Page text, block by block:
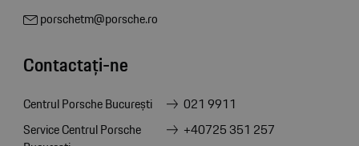
porschetm@porsche.ro
Contactați-ne
Centrul Porsche București
021 9911
Service Centrul Porsche
+40725 351 257